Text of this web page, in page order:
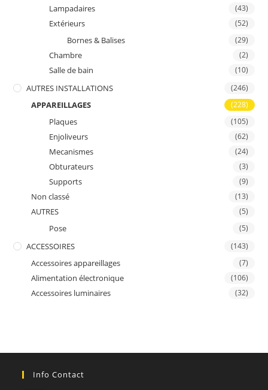
Lampadaires (43)
Extérieurs (52)
Bornes & Balises (29)
Chambre (2)
Salle de bain (10)
AUTRES INSTALLATIONS (246)
APPAREILLAGES (228)
Plaques (105)
Enjoliveurs (62)
Mecanismes (24)
Obturateurs (3)
Supports (9)
Non classé (13)
AUTRES (5)
Pose (5)
ACCESSOIRES (143)
Accessoires appareillages (7)
Alimentation électronique (106)
Accessoires luminaires (32)
Info Contact